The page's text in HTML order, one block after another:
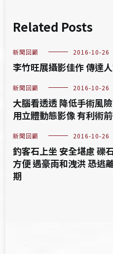
Related Posts
新聞回顧 2016-10-26
李竹旺展攝影佳作 傳達
新聞回顧 2016-10-26
大腦看透透 降低手術風
用立體動態影像 有利術
新聞回顧 2016-10-26
釣客石上坐 安全堪慮 礫
方便 遇豪雨和洩洪 恐逃
期